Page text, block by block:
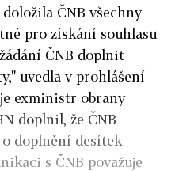
ČNB všechny
pro získání souhlasu
ČNB doplnit
uvedla v prohlášení
exministr obrany
doplnil, že ČNB
doplnění desítek
s ČNB považuje